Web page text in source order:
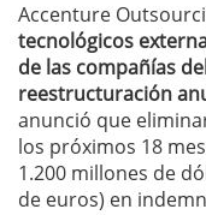
Accenture
tecnológicos
de las compañías
reestructuración
anunció que
los próximos 18
1.200 millones de
de euros) en